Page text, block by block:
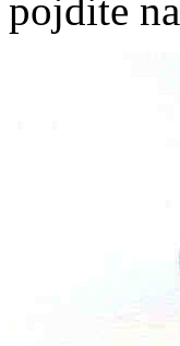
pojdite na